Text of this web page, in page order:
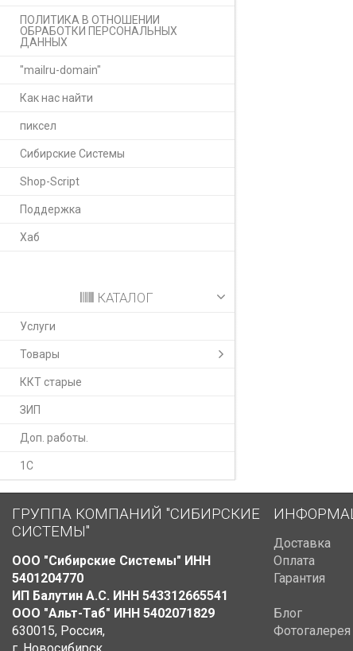
ПОЛИТИКА В ОТНОШЕНИИ
ОБРАБОТКИ ПЕРСОНАЛЬНЫХ
ДАННЫХ
"mailru-domain"
Как нас найти
пиксел
Сибирские Системы
Shop-Script
Поддержка
Хаб
КАТАЛОГ
Услуги
Товары
ККТ старые
ЗИП
Доп. работы.
1С
ГРУППА КОМПАНИЙ "СИБИРСКИЕ
СИСТЕМЫ"
ООО "Сибирские Системы" ИНН
5401204770
ИП Балутин А.С. ИНН 543312665541
ООО "Альт-Таб" ИНН 5402071829
630015, Россия,
Доставка
Оплата
Гарантия
Блог
Фотогалерея